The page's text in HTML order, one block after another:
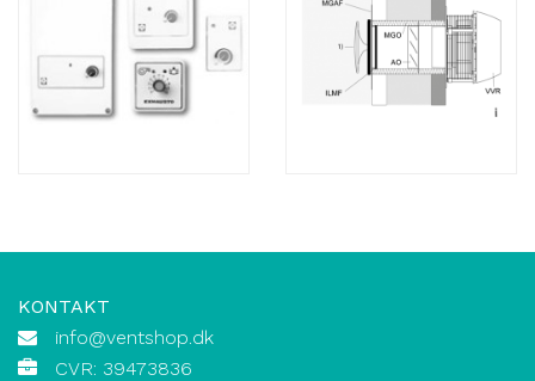
KONTAKT
info@ventshop.dk
CVR: 39473836